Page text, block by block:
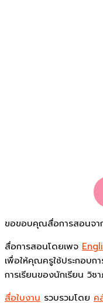
ขอขอบคุณสื่อการสอนจา
สื่อการสอนโดยเพจ
เพื่อให้คุณครูใช้ประกอบก
การเรียนของนักเรียน วิช
สื่อใบงาน รวบรวมโดย ค